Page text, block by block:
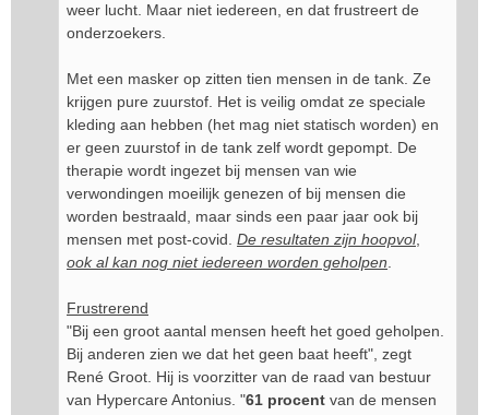
weer lucht. Maar niet iedereen, en dat frustreert de
onderzoekers.
Met een masker op zitten tien mensen in de tank. Ze
krijgen pure zuurstof. Het is veilig omdat ze speciale
kleding aan hebben (het mag niet statisch worden) en
er geen zuurstof in de tank zelf wordt gepompt. De
therapie wordt ingezet bij mensen van wie
verwondingen moeilijk genezen of bij mensen die
worden bestraald, maar sinds een paar jaar ook bij
mensen met post-covid. De resultaten zijn hoopvol,
ook al kan nog niet iedereen worden geholpen
Frustrerend
"Bij een groot aantal mensen heeft het goed geholpen.
Bij anderen zien we dat het geen baat heeft", zegt
René Groot. Hij is voorzitter van de raad van bestuur
van Hypercare Antonius. "61 procent van de mensen